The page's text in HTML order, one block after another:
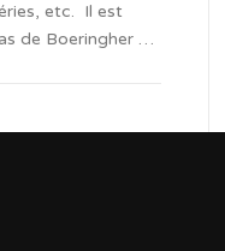
etc. Il est
de Boeringher …